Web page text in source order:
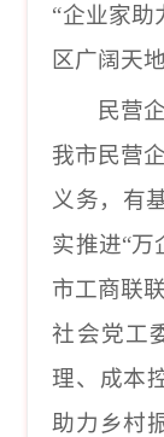
“企业家助
区广阔天
民营
我市民营
义务，有
实推进“万
市工商联
社会党工
理、成本
助力乡村